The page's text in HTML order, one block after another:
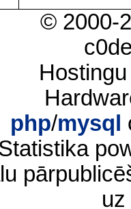
© 2000-
php/mysql